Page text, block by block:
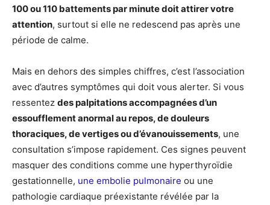
100 ou 110 battements par minute doit attirer votre
attention, surtout si elle ne redescend pas après une
période de calme.
Mais en dehors des simples chiffres, c’est l’association
avec d’autres symptômes qui doit vous alerter. Si vous
ressentez des palpitations accompagnées d’un
essoufflement anormal au repos, de douleurs
thoraciques, de vertiges ou d’évanouissements, une
consultation s’impose rapidement. Ces signes peuvent
masquer des conditions comme une hyperthyroïdie
gestationnelle, une embolie pulmonaire ou une
pathologie cardiaque préexistante révélée par la